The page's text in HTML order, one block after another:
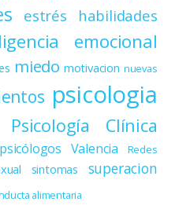
estrés
habilidades
emocional
miedo motivacion nuevas
psicologia
Psicología Clínica
psicólogos Valencia
Redes
sintomas superacion
alimentaria